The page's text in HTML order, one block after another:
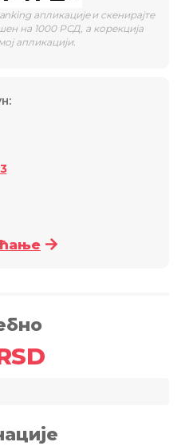
апликације и скенирајте
на 1000 РСД, а корекција
апликацији.
: